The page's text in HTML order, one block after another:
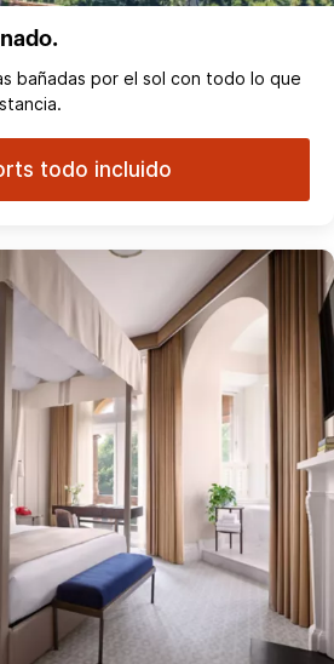
bañadas por el sol con todo lo que
todo incluido